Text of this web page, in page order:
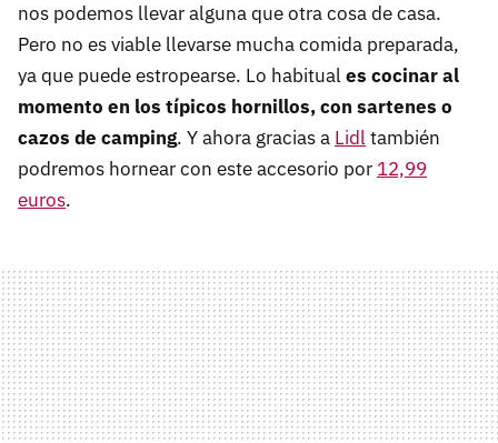
nos podemos llevar alguna que otra cosa de casa.
Pero no es viable llevarse mucha comida preparada,
ya que puede estropearse. Lo habitual es cocinar al
momento en los típicos hornillos, con sartenes o
cazos de camping. Y ahora gracias a Lidltambién
podremos hornear con este accesorio por 12,99
euros.